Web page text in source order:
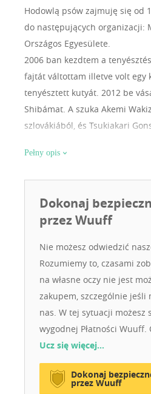
Hodowlą psów zajmuję się od
do następujących organizacji:
Országos Egyesülete.
2006 ban kezdtem a
fajtát váltottam illetve volt egy
tenyésztett kutyát. 2012 be
Shibámat. A szuka Akemi
szlovákiából, és Tsukiakari
kölyök felnevelése ápolás,
Pełny opis
Dokonaj
przez Wuuff
Nie możesz odwiedzić
Rozumiemy to, czasami
na własne oczy nie jest
zakupem, szczególnie jeśli
nas. W tej sytuacji możesz
wygodnej Płatności Wuuff.
Ucz się więcej…
Dokonaj
przez Wuuff